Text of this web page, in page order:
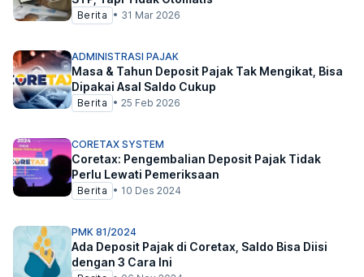
Berita • 31 Mar 2026
ADMINISTRASI PAJAK
Masa & Tahun Deposit Pajak Tak Mengikat, Bisa
Dipakai Asal Saldo Cukup
Berita • 25 Feb 2026
CORETAX SYSTEM
Coretax: Pengembalian Deposit Pajak Tidak
Perlu Lewati Pemeriksaan
Berita • 10 Des 2024
PMK 81/2024
Ada Deposit Pajak di Coretax, Saldo Bisa Diisi
dengan 3 Cara Ini